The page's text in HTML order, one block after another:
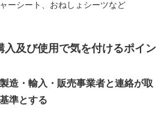
ーシート、おねしょシーツなど
入及び使用で気を付けるポイン
造・輸入・販売事業者と連絡が取
準とする